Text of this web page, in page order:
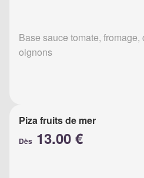
Base sauce tomate,
oignons
Piza fruits de mer
Dès 13.00 €